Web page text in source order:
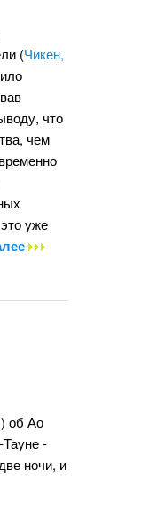
(Чикен,
что
чем
уже
об Ао
-
ночи, и